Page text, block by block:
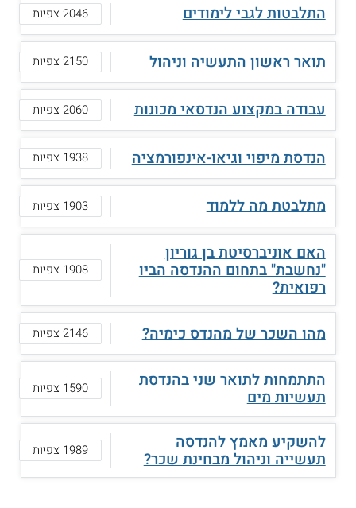
התלבטות לגבי לימודים 2046 צפיות
תואר ראשון התעשיה וניהול 2150 צפיות
עבודה במקצוע הנדסאי מכונות 2060 צפיות
הנדסת מיפוי וגיאו-אינפורמציה 1938 צפיות
מתלבטת מה ללמוד 1903 צפיות
האם אוניברסיטת בן גוריון
"נחשבת" בתחום ההנדסה הביו
רפואית?
1908 צפיות
מהו השכר של מהנדס כימיה? 2146 צפיות
התתמחות לתואר שני בהנדסת
תעשיות מים 1590 צפיות
להשקיע מאמץ להנדסה
תעשייה וניהול מבחינת שכר? 1989 צפיות